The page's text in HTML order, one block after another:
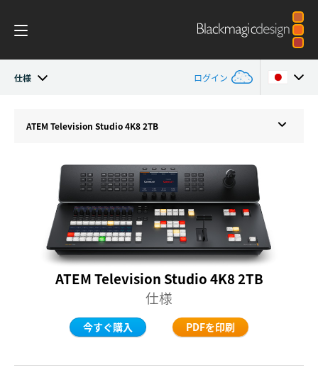
仕様 ログイン
ソフトウェア
ATEM Mic Converter
Austria
Brazil
Canada
China
Finland
France
ATEM Television Studio 4K8 2TB
ATEM Television Studio 4K8 2TB
仕様
今すぐ購入 PDFを印刷